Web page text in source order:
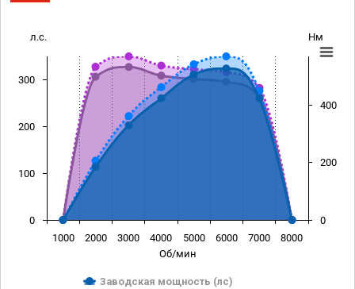
Об/мин
л.с. Нм
Заводская мощность (лс)
1000 2000 3000 4000 5000 6000 7000 8000
0
100
200
300
0
200
400